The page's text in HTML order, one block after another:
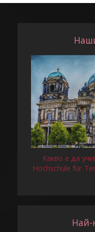
Какво е да
Hochschule für
Най-